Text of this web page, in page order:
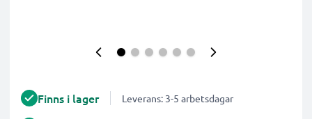
Finns i lager Leverans: 3-5 arbetsdagar